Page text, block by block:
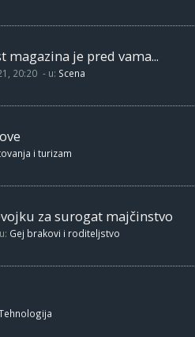
je pred vama...
20:20 - u: Scena
i turizam
za surogat majčinstvo
Gej brakovi i roditeljstvo